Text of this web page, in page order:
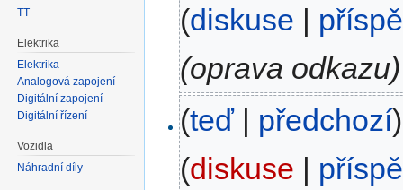
(diskuse |
(oprava odkazu)
(teď| předchozí)
(diskuse |
TT
Elektrika
Elektrika
Analogová zapojení
Digitální zapojení
Digitální řízení
Vozidla
Náhradní díly